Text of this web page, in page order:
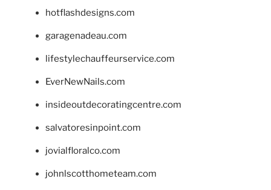
hotflashdesigns.com
garagenadeau.com
lifestylechauffeurservice.com
EverNewNails.com
insideoutdecoratingcentre.com
salvatoresinpoint.com
jovialfloralco.com
johnlscotthometeam.com